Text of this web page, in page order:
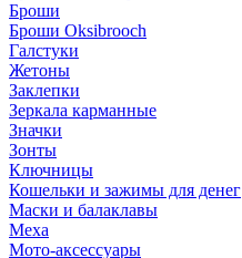
Броши
Броши Oksibrooch
Галстуки
Жетоны
Заклепки
Зеркала карманные
Значки
Зонты
Ключницы
Кошельки и зажимы для денег
Маски и балаклавы
Меха
Мото-аксессуары